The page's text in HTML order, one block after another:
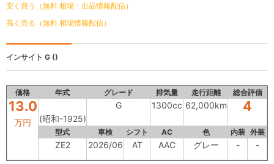
安く買う（無料 相場・出品情報配信）
高く売る（無料 相場情報配信）
インサイト G ()
価格 年式 グレード 排気量 走行距離 総合評価
13.0
万円 (昭和-1925)
G 1300cc 62,000km 4
型式 車検 シフト AC 色 内装 外装
ZE2 2026/06 AT AAC グレー - -